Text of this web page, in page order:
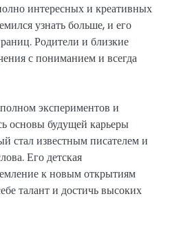
интересных и креативных
узнать больше, и его
Родители и близкие
с пониманием и всегда
экспериментов и
основы будущей карьеры
стал известным писателем и
Его детская
к новым открытиям
талант и достичь высоких